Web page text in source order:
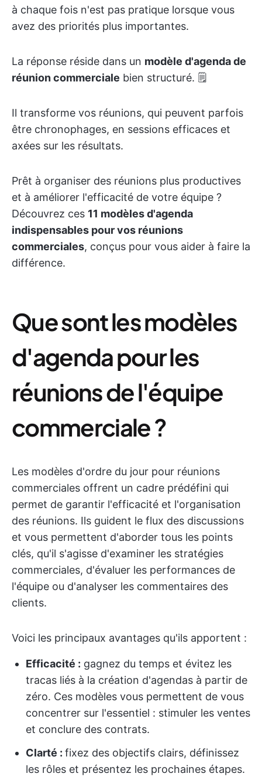
à chaque fois n'est pas pratique lorsque vous
avez des priorités plus importantes.
La réponse réside dans un modèle d'agenda de
réunion commerciale bien structuré. 🗒️
Il transforme vos réunions, qui peuvent parfois
être chronophages, en sessions efficaces et
axées sur les résultats.
Prêt à organiser des réunions plus productives
et à améliorer l'efficacité de votre équipe ?
Découvrez ces 11 modèles d'agenda
indispensables pour vos réunions
commerciales, conçus pour vous aider à faire la
différence.
Que sont les modèles
d'agenda pour les
réunions de l'équipe
commerciale ?
Les modèles d'ordre du jour pour réunions
commerciales offrent un cadre prédéfini qui
permet de garantir l'efficacité et l'organisation
des réunions. Ils guident le flux des discussions
et vous permettent d'aborder tous les points
clés, qu'il s'agisse d'examiner les stratégies
commerciales, d'évaluer les performances de
l'équipe ou d'analyser les commentaires des
clients.
Voici les principaux avantages qu'ils apportent :
Efficacité : gagnez du temps et évitez les
tracas liés à la création d'agendas à partir de
zéro. Ces modèles vous permettent de vous
concentrer sur l'essentiel : stimuler les ventes
et conclure des contrats.
Clarté : fixez des objectifs clairs, définissez
les rôles et présentez les prochaines étapes.